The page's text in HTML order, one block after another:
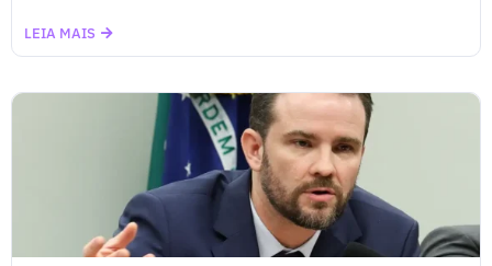
LEIA MAIS